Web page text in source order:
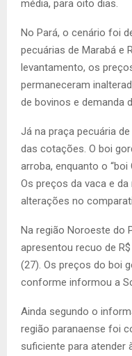
média, para oito dias.
No Pará, o cenário foi
pecuárias de Marabá e
levantamento, os
permaneceram
de bovinos e demanda
Já na praça pecuária
das cotações. O boi
arroba, enquanto o “boi
Os preços da vaca e
alterações no
Na região Noroeste do
apresentou recuo de
(27). Os preços do boi
conforme informou a
Ainda segundo o
região paranaense foi
suficiente para atender